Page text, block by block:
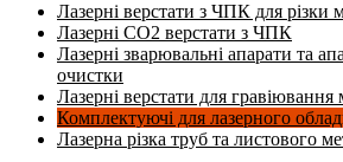
Лазерні верстати з ЧПК для різки
Лазерні СО2 верстати з ЧПК
Лазерні зварювальні апарати та
очистки
Лазерні верстати для гравіювання
Комплектуючі для лазерного
Лазерна різка труб та листового